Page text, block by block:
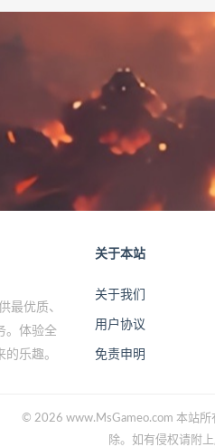
最优质、
。体验全
乐趣。
关于本站
关于我们
用户协议
免责申明
© 2026 www.MsGameo.com 本站所
除。如有侵权请附